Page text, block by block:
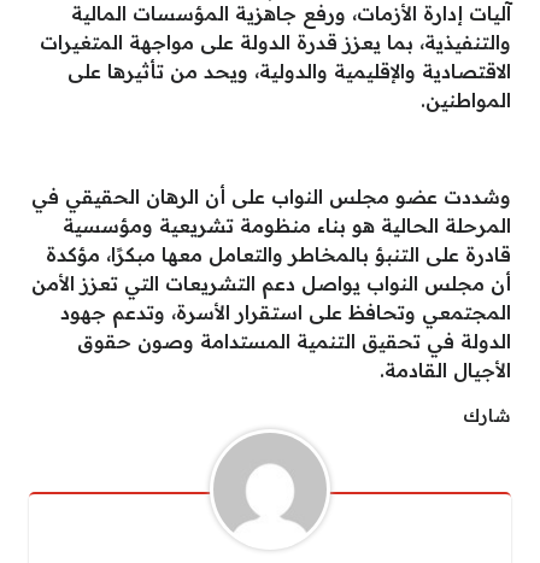
آليات إدارة الأزمات، ورفع جاهزية المؤسسات المالية
والتنفيذية، بما يعزز قدرة الدولة على مواجهة المتغيرات
الاقتصادية والإقليمية والدولية، ويحد من تأثيرها على
المواطنين.
وشددت عضو مجلس النواب على أن الرهان الحقيقي في
المرحلة الحالية هو بناء منظومة تشريعية ومؤسسية
قادرة على التنبؤ بالمخاطر والتعامل معها مبكرًا، مؤكدة
أن مجلس النواب يواصل دعم التشريعات التي تعزز الأمن
المجتمعي وتحافظ على استقرار الأسرة، وتدعم جهود
الدولة في تحقيق التنمية المستدامة وصون حقوق
الأجيال القادمة.
شارك